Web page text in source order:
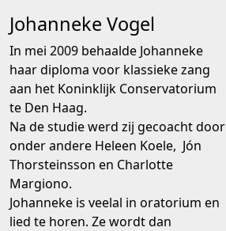
Johanneke Vogel
In mei 2009 behaalde Johanneke
haar diploma voor klassieke zang
aan het Koninklijk Conservatorium
te Den Haag.
Na de studie werd zij gecoacht door
onder andere Heleen Koele, Jón
Thorsteinsson en Charlotte
Margiono.
Johanneke is veelal in oratorium en
lied te horen. Ze wordt dan